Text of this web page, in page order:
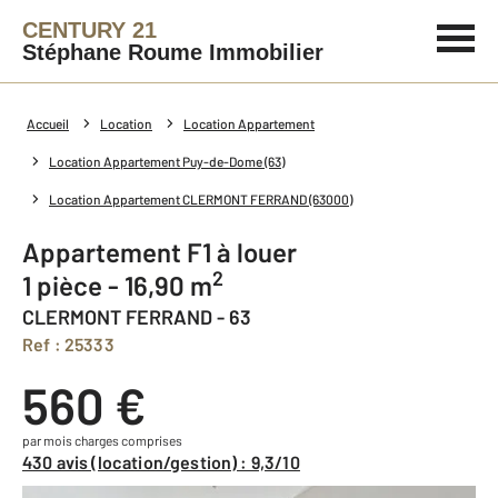
CENTURY 21
Stéphane Roume Immobilier
Accueil Location Location Appartement
Location Appartement Puy-de-Dome (63)
Location Appartement CLERMONT FERRAND (63000)
Appartement F1 à louer
1 pièce - 16,90 m2
CLERMONT FERRAND - 63
Ref : 25333
560 €
par mois charges comprises
430 avis (location/gestion) : 9,3/10